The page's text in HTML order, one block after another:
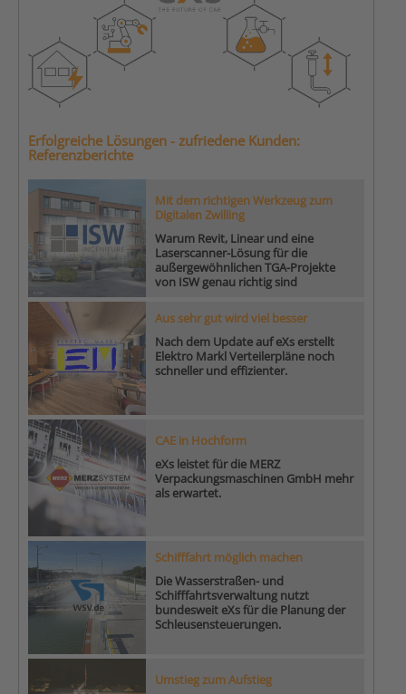
Erfolgreiche Lösungen - zufriedene Kunden:
Referenzberichte
Mit dem richtigen Werkzeug zum
Digitalen Zwilling
Warum Revit, Linear und eine
Laserscanner-Lösung für die
außergewöhnlichen TGA-Projekte
von ISW genau richtig sind
Aus sehr gut wird viel besser
Nach dem Update auf eXs erstellt
Elektro Markl Verteilerpläne noch
schneller und effizienter.
CAE in Hochform
eXs leistet für die MERZ
Verpackungsmaschinen GmbH mehr
als erwartet.
Schifffahrt möglich machen
Die Wasserstraßen- und
Schifffahrtsverwaltung nutzt
bundesweit eXs für die Planung der
Schleusensteuerungen.
Umstieg zum Aufstieg